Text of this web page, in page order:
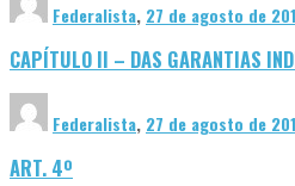
Federalista, 27 de agosto de
CAPÍTULO II – DAS GARANTIAS
Federalista, 27 de agosto de
ART. 4º